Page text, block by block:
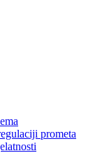
prometa